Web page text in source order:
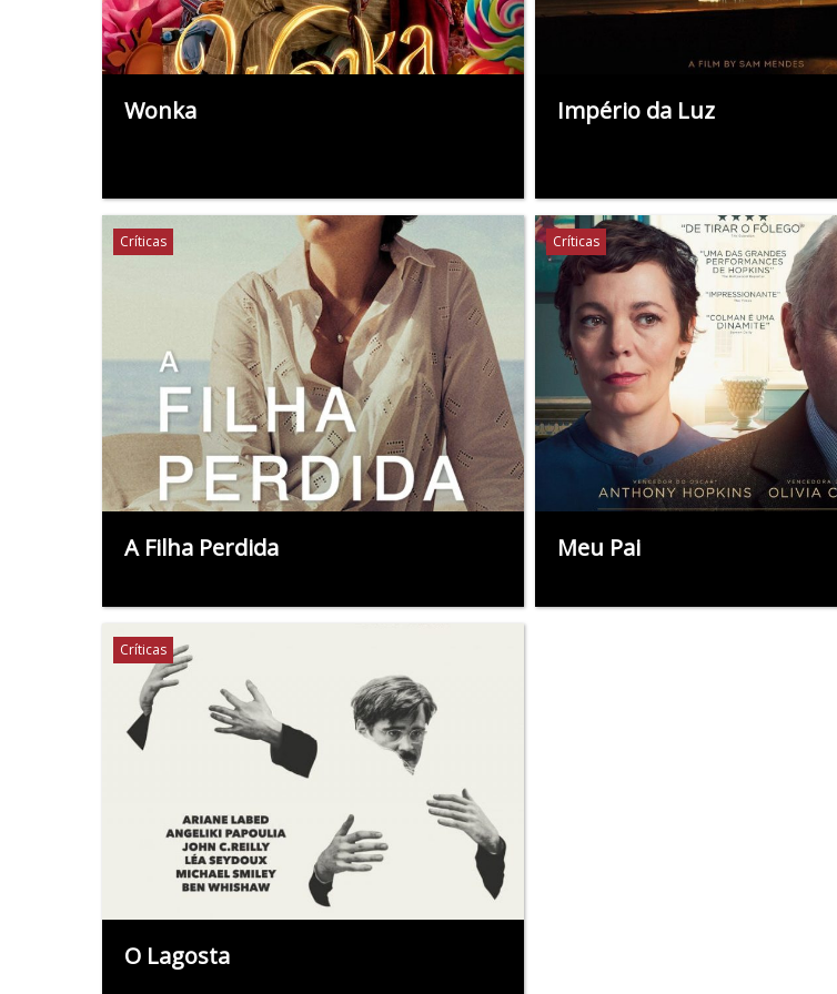
Wonka Império da Luz
Críticas
A Filha Perdida
Críticas
Meu Pai
Críticas
O Lagosta